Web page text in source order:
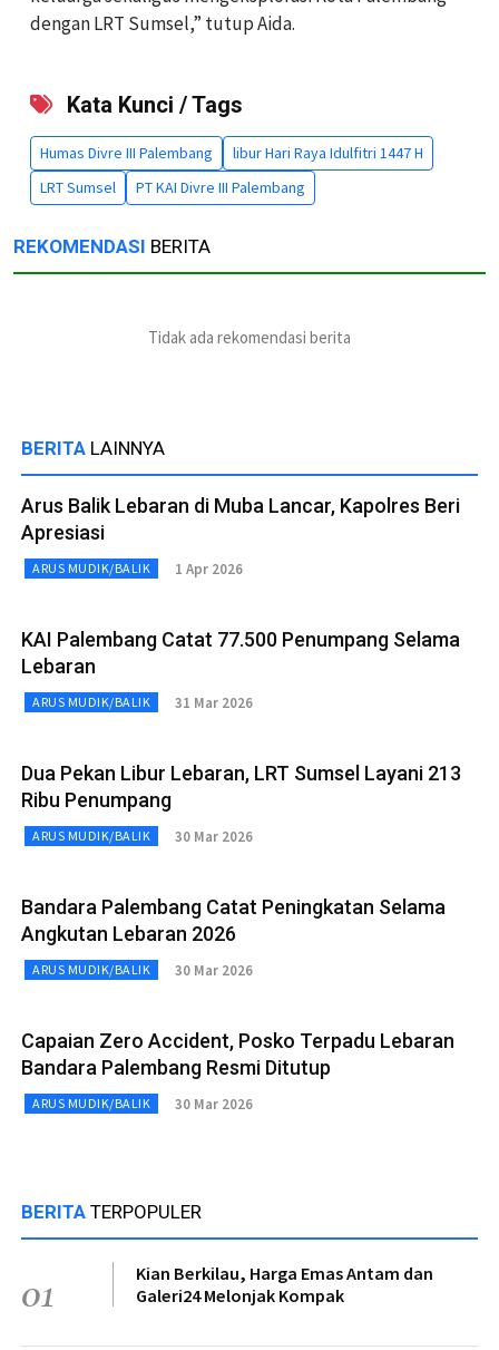
dengan LRT Sumsel,” tutup Aida.
Kata Kunci / Tags
Humas Divre III Palembang
libur Hari Raya Idulfitri 1447 H
LRT Sumsel
PT KAI Divre III Palembang
REKOMENDASI BERITA
Tidak ada rekomendasi berita
BERITA LAINNYA
Arus Balik Lebaran di Muba Lancar, Kapolres Beri
Apresiasi
ARUS MUDIK/BALIK 1 Apr 2026
KAI Palembang Catat 77.500 Penumpang Selama
Lebaran
ARUS MUDIK/BALIK 31 Mar 2026
Dua Pekan Libur Lebaran, LRT Sumsel Layani 213
Ribu Penumpang
ARUS MUDIK/BALIK 30 Mar 2026
Bandara Palembang Catat Peningkatan Selama
Angkutan Lebaran 2026
ARUS MUDIK/BALIK 30 Mar 2026
Capaian Zero Accident, Posko Terpadu Lebaran
Bandara Palembang Resmi Ditutup
ARUS MUDIK/BALIK 30 Mar 2026
BERITA TERPOPULER
01
Kian Berkilau, Harga Emas Antam dan
Galeri24 Melonjak Kompak